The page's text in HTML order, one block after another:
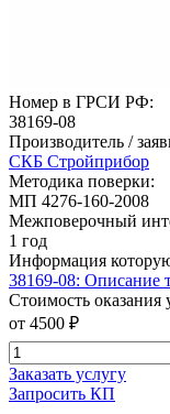
Номер в ГРСИ РФ:
38169-08
Производитель /
СКБ Стройприбор
Методика поверки:
МП 4276-160-2008
Межповерочный
1 год
Информация
38169-08:
Стоимость оказания
от 4500 ₽
Заказать услугу
Запросить КП